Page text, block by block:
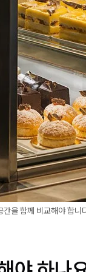
을 함께 비교해야 합니